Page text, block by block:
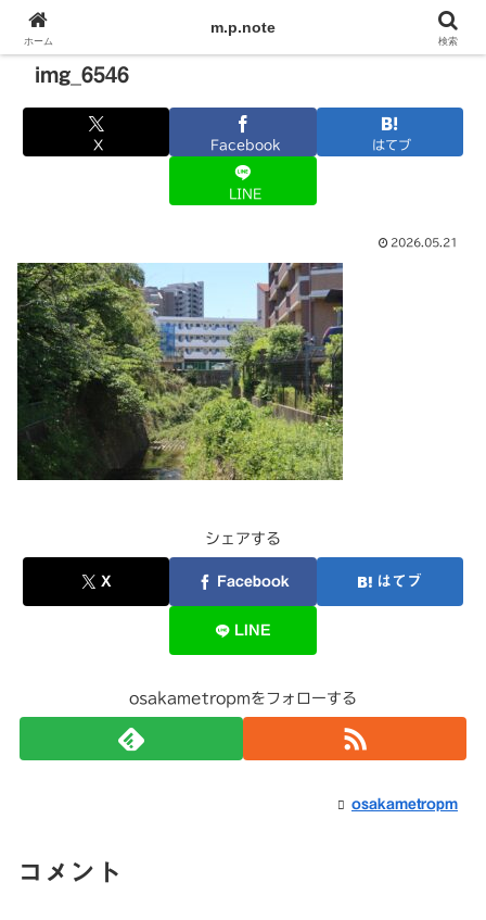
img_6546
X Facebook はてブ
LINE
2026.05.21
シェアする
X Facebook はてブ
LINE
osakametropmをフォローする
osakametropm
コメント
ホーム
m.p.note
検索